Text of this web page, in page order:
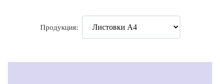
Продукция: